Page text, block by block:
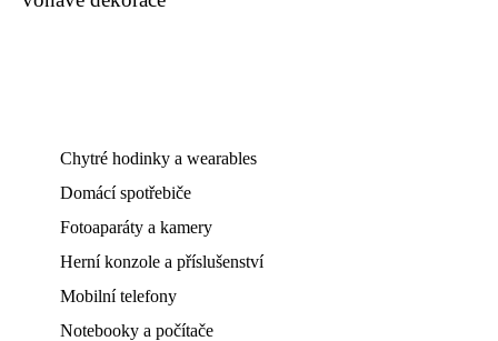
Chytré hodinky a wearables
Domácí spotřebiče
Fotoaparáty a kamery
Herní konzole a příslušenství
Mobilní telefony
Notebooky a počítače